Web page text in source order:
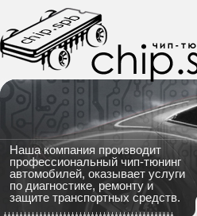
Наша компания производит
профессиональный чип-тюнинг
автомобилей, оказывает услуги
по диагностике, ремонту и
защите транспортных средств.